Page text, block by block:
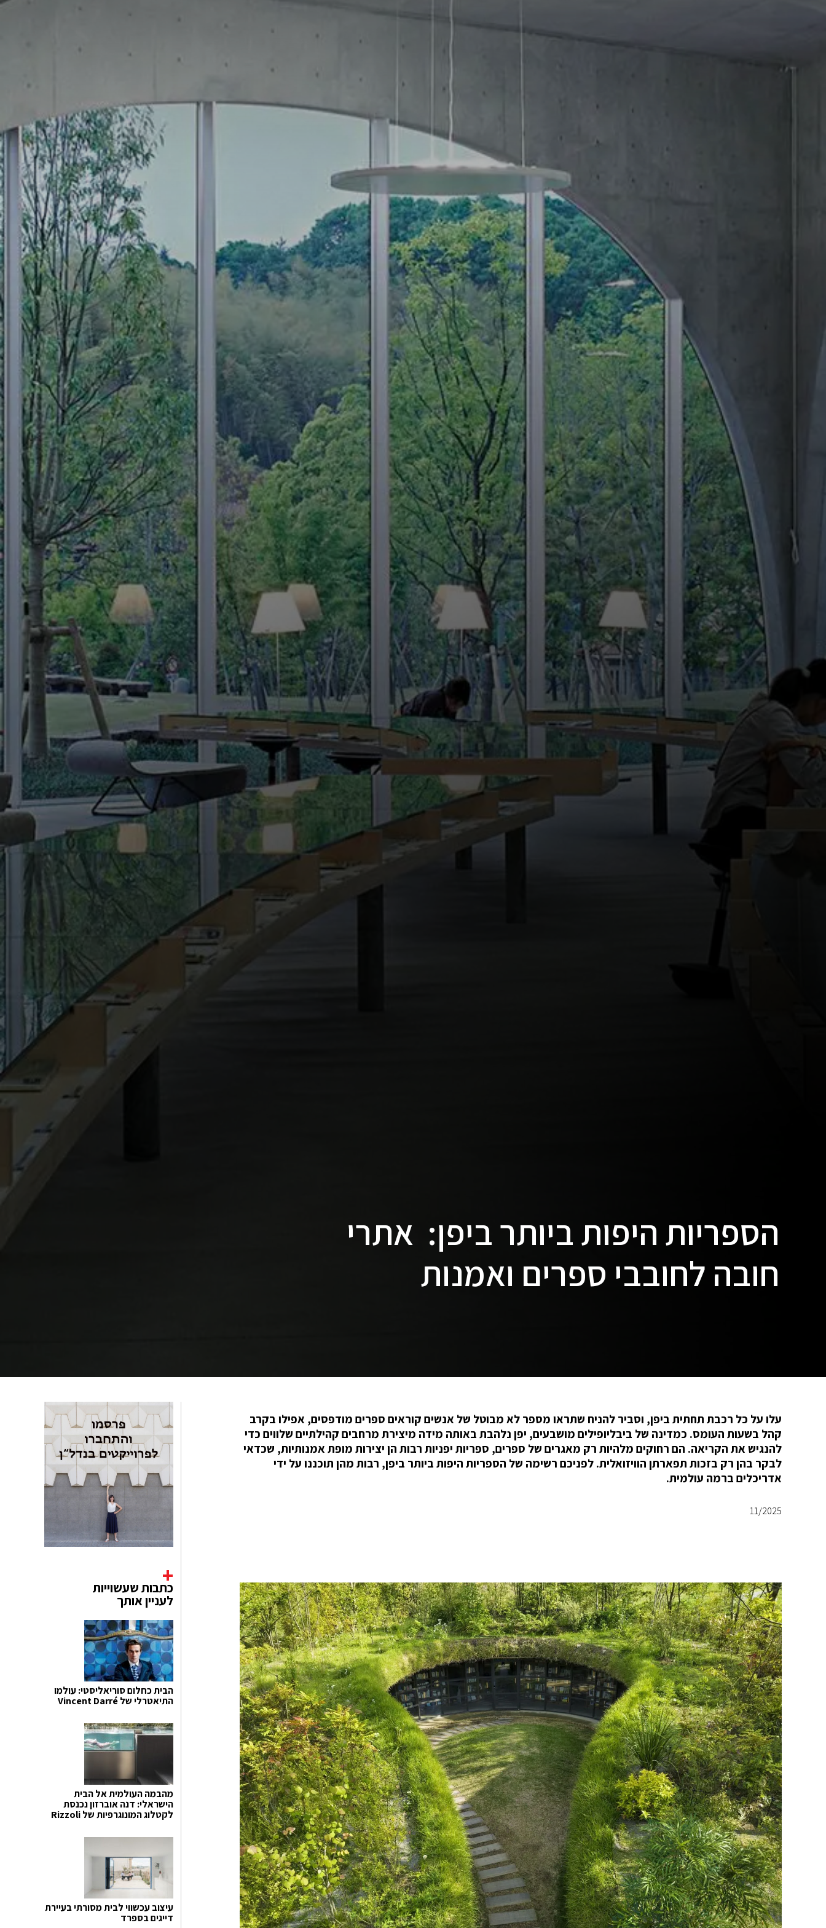
הספריות היפות ביותר ביפן: אתרי
חובה לחובבי ספרים ואמנות
עלו על כל רכבת תחתית ביפן, וסביר להניח שתראו מספר לא מבוטל של אנשים קוראים ספרים מודפסים, אפילו בקרב
קהל בשעות העומס. כמדינה של ביבליופילים מושבעים, יפן נלהבת באותה מידה מיצירת מרחבים קהילתיים שלווים כדי
להנגיש את הקריאה. הם רחוקים מלהיות רק מאגרים של ספרים, ספריות יפניות רבות הן יצירות מופת אמנותיות, שכדאי
לבקר בהן רק בזכות תפארתן הוויזואלית. לפניכם רשימה של הספריות היפות ביותר ביפן, רבות מהן תוכננו על ידי
אדריכלים ברמה עולמית.
11/2025
כתבות שעשוייות
לעניין אותך
הבית כחלום סוריאליסטי: עולמו
התיאטרלי של Vincent Darré
מהבמה העולמית אל הבית
הישראלי: דנה אוברזון נכנסת
לקטלוג המונוגרפיות של Rizzoli
עיצוב עכשווי לבית מסורתי בעיירת
דייגים בספרד